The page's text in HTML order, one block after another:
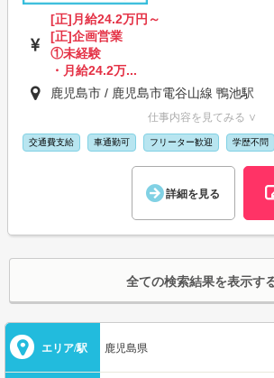
[正]月給24.2万円～
[正]企画営業
①未経験
・月給24.2万...
鹿児島市 / 鹿児島市電谷山線 鴨池駅
仕事内容を見てみる ∨
交通費支給 車通勤可 フリーター歓迎 学歴不問
詳細を見る
全ての検索結果を表示す
エリア/駅 鹿児島県